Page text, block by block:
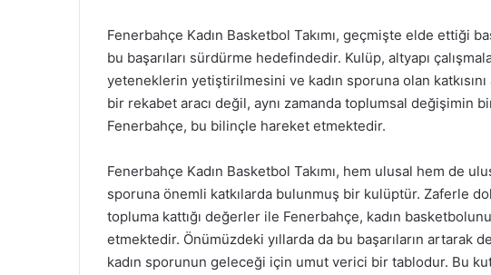
Fenerbahçe Kadın Basketbol Takımı, geçmişte elde ettiği
bu başarıları sürdürme hedefindedir. Kulüp, altyapı
yeteneklerin yetiştirilmesini ve kadın sporuna olan
bir rekabet aracı değil, aynı zamanda toplumsal değişimin
Fenerbahçe, bu bilinçle hareket etmektedir.
Fenerbahçe Kadın Basketbol Takımı, hem ulusal hem de
sporuna önemli katkılarda bulunmuş bir kulüptür. Zaferle
topluma kattığı değerler ile Fenerbahçe, kadın
etmektedir. Önümüzdeki yıllarda da bu başarıların artarak
kadın sporunun geleceği için umut verici bir tablodur. Bu